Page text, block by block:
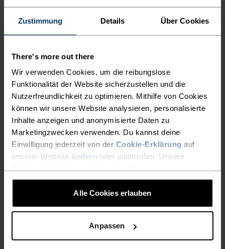
Zustimmung Details Über Cookies
There's more out there
Wir verwenden Cookies, um die reibungslose
Funktionalität der Website sicherzustellen und die
Nutzerfreundlichkeit zu optimieren. Mithilfe von Cookies
können wir unsere Website analysieren, personalisierte
Inhalte anzeigen und anonymisierte Daten zu
Marketingzwecken verwenden. Du kannst deine
Einwilligung jederzeit von der Cookie-Erklärung auf
unserer Website ändern oder widerrufen. Unsere
Alle Cookies erlauben
Anpassen
55,95 €79,95 €
(8)
48,95 €69,95 €
(2)
-30 %
Summer Sale
X-Alp Trail Lauf-T-Shirt
48,95 € 69,95 €
(4)
Summer Sale
Zeroweight Chill-Tec Lauf-
Tank
34,95 €
-30 %
Summer Sale
% % % %
X-Alp Trail Lauf-T-Shirt
(5)
-30 %
Summer Sale
% % % %
Zeroweight Chill-Tec Lauf-
T-Shirt
38,45 €54,95 €
(28)
-30 %
-40 %
Summer Sale